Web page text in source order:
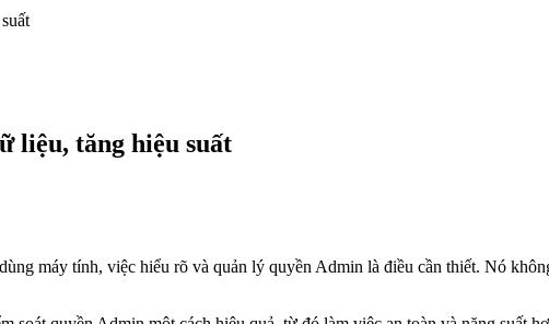
liệu, tăng hiệu suất
máy tính, việc hiểu rõ và quản lý quyền Admin là điều cần thiết. Nó